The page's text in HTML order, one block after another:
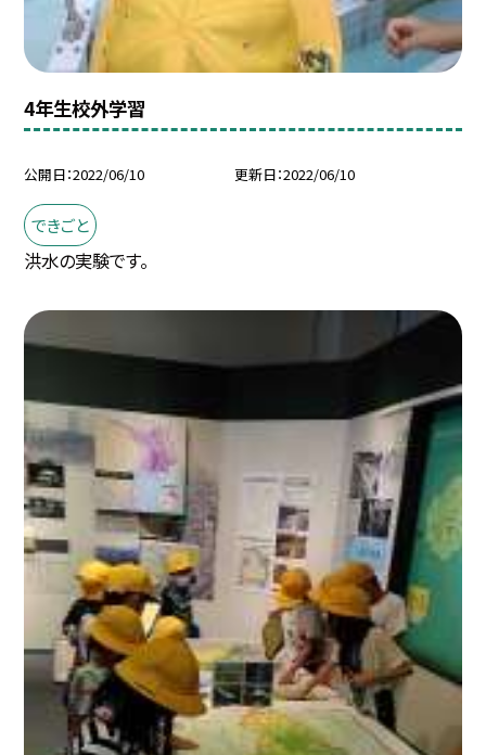
4年生校外学習
公開日 2022/06/10 更新日 2022/06/10
できごと
洪水の実験です。